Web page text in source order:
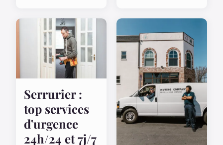
Serrurier :
top services
d'urgence
24h/24 et 7j/7